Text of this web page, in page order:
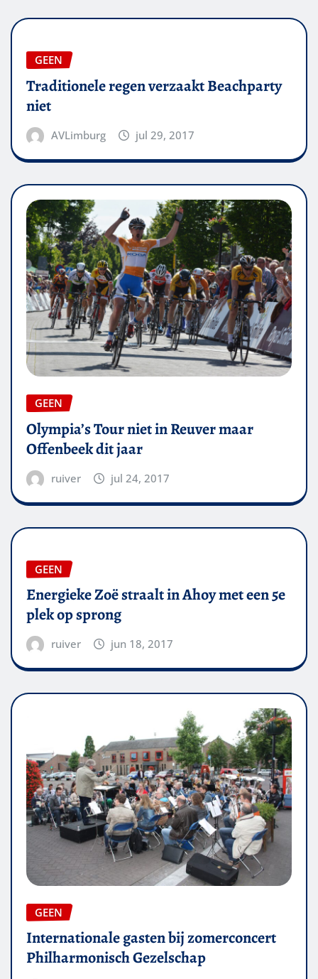
GEEN
Traditionele regen verzaakt Beachparty
niet
AVLimburg jul 29, 2017
GEEN
Olympia’s Tour niet in Reuver maar
Offenbeek dit jaar
ruiver jul 24, 2017
GEEN
Energieke Zoë straalt in Ahoy met een 5e
plek op sprong
ruiver jun 18, 2017
GEEN
Internationale gasten bij zomerconcert
Philharmonisch Gezelschap